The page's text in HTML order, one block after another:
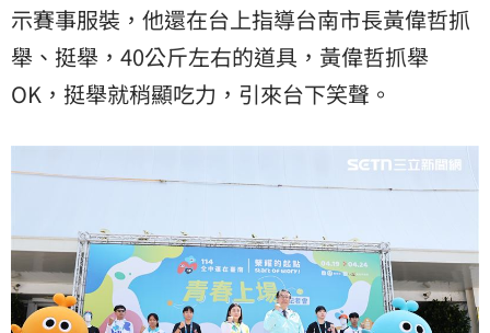
示賽事服裝，他還在台上指導台南市長黃偉哲抓
舉、挺舉，40公斤左右的道具，黃偉哲抓舉
OK，挺舉就稍顯吃力，引來台下笑聲。